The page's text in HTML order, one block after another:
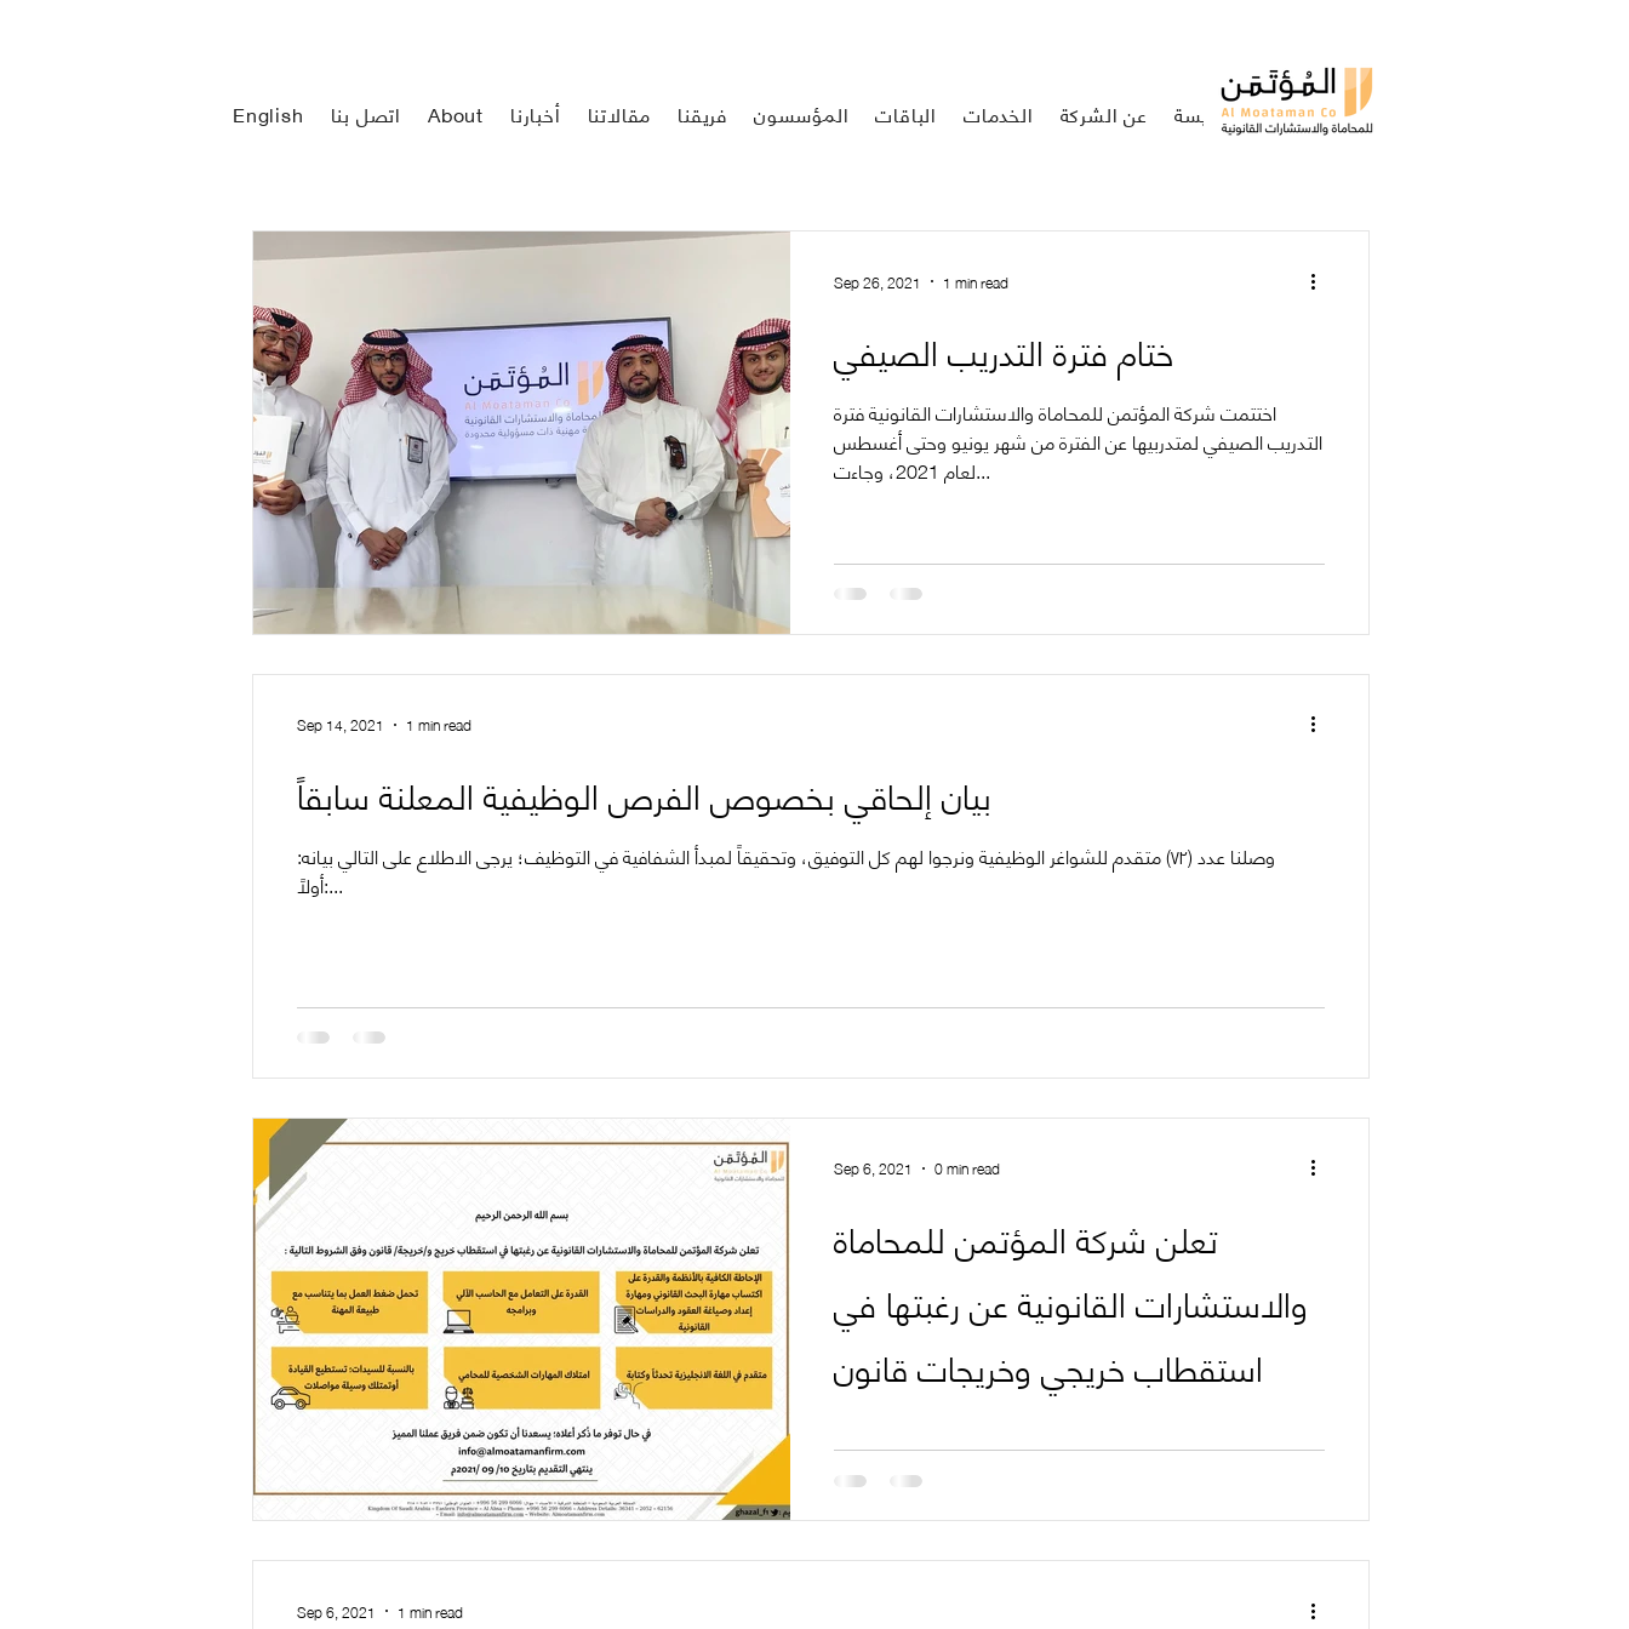
الرئيسة عن الشركة الخدمات الباقات المؤسسون فريقنا مقالاتنا أخبارنا About اتصل بنا English
ختام فترة التدريب الصيفي
اختتمت شركة المؤتمن للمحاماة والاستشارات القانونية فترة
التدريب الصيفي لمتدربيها عن الفترة من شهر يونيو وحتى أغسطس
لعام 2021، وجاءت...
Sep 26, 2021 1 min read
بيان إلحاقي بخصوص الفرص الوظيفية المعلنة سابقاً
وصلنا عدد (٧٢) متقدم للشواغر الوظيفية ونرجوا لهم كل التوفيق، وتحقيقاً لمبدأ الشفافية في التوظيف؛ يرجى الاطلاع على التالي بيانه:
‏أولاً:...
Sep 14, 2021 1 min read
تعلن شركة المؤتمن للمحاماة
والاستشارات القانونية عن رغبتها في
استقطاب خريجي وخريجات قانون
Sep 6, 2021 0 min read
Sep 6, 2021 1 min read